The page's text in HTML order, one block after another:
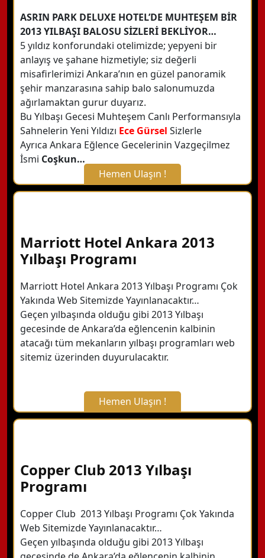
ASRIN PARK DELUXE HOTEL’DE MUHTEŞEM BİR
2013 YILBAŞI BALOSU SİZLERİ BEKLİYOR…
5 yıldız konforundaki otelimizde; yepyeni bir
anlayış ve şahane hizmetiyle; siz değerli
misafirlerimizi Ankara’nın en güzel panoramik
şehir manzarasına sahip balo salonumuzda
ağırlamaktan gurur duyarız.
Bu Yılbaşı Gecesi Muhteşem Canlı Performansıyla
Sahnelerin Yeni Yıldızı Ece Gürsel Sizlerle
Ayrıca Ankara Eğlence Gecelerinin Vazgeçilmez
İsmi Coşkun…
Hemen Ulaşın !
X Kapat
Hemen Arayın
Detaylı Bilgi Alın
Marriott Hotel Ankara 2013
Yılbaşı Programı
Marriott Hotel Ankara 2013 Yılbaşı Programı Çok
Yakında Web Sitemizde Yayınlanacaktır…
Geçen yılbaşında olduğu gibi 2013 Yılbaşı
gecesinde de Ankara’da eğlencenin kalbinin
atacağı tüm mekanların yılbaşı programları web
sitemiz üzerinden duyurulacaktır.
Hemen Ulaşın !
X Kapat
Hemen Arayın
Detaylı Bilgi Alın
Copper Club 2013 Yılbaşı
Programı
Copper Club 2013 Yılbaşı Programı Çok Yakında
Web Sitemizde Yayınlanacaktır…
Geçen yılbaşında olduğu gibi 2013 Yılbaşı